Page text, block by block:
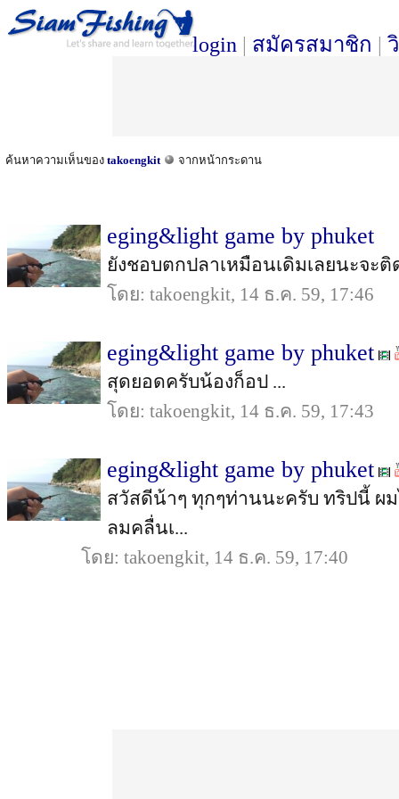
login | สมัครสมาชิก |
ค้นหาความเห็นของ takoengkit จากหน้ากระดาน
eging&light game by phuket
ยังชอบตกปลาเหมือนเดิมเลยนะจะ
โดย: takoengkit, 14 ธ.ค. 59, 17:46
eging&light game by phuket
สุดยอดครับน้องก็อป ...
โดย: takoengkit, 14 ธ.ค. 59, 17:43
eging&light game by phuket
สวัสดีน้าๆ ทุกๆท่านนะครับ ทริปนี้ ผ
ลมคลื่นเ...
โดย: takoengkit, 14 ธ.ค. 59, 17:40